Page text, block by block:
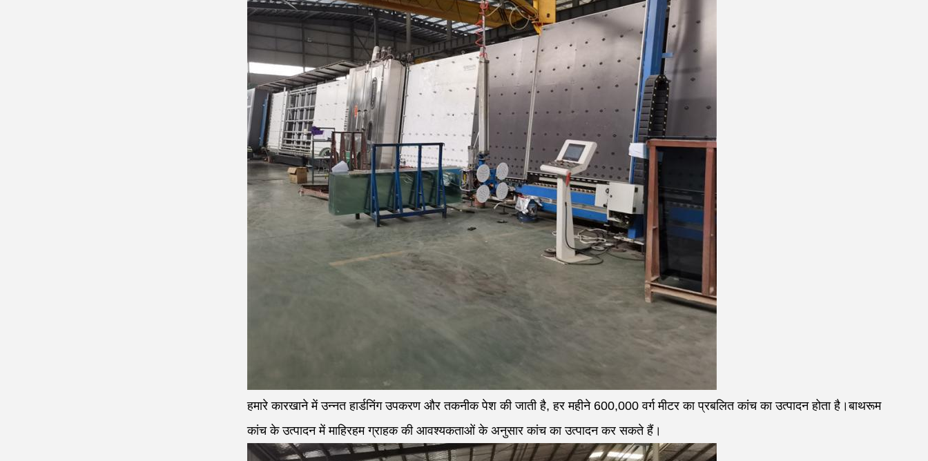
हमारे कारखाने में उन्नत हार्डनिंग उपकरण और तकनीक पेश की जाती है, हर महीने 600,000 वर्ग मीटर का प्रबलित कांच का उत्पादन होता है।बाथरूम
कांच के उत्पादन में माहिरहम ग्राहक की आवश्यकताओं के अनुसार कांच का उत्पादन कर सकते हैं।